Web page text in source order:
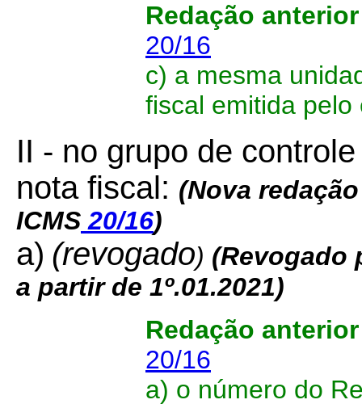
Redação
20/16
c) a mesma
fiscal emitida
II - no grupo de
nota fiscal: (Nova
ICMS 20/16)
a) (revogado) (Revogado
a partir de 1º.01.2021)
Redação
20/16
a) o número do